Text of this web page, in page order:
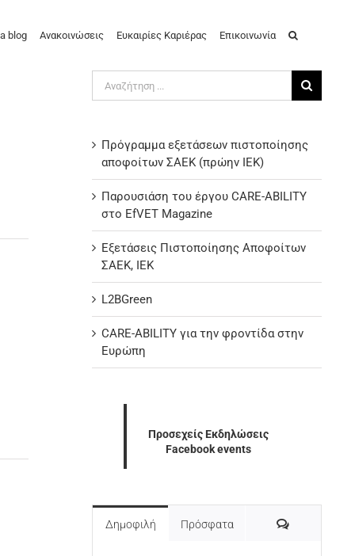
blog Ανακοινώσεις Ευκαιρίες Καριέρας Επικοινωνία
Αναζήτηση
Πρόγραμμα εξετάσεων πιστοποίησης
αποφοίτων ΣΑΕΚ (πρώην ΙΕΚ)
Παρουσιάση του έργου CARE-ABILITY
στο EfVET Magazine
Εξετάσεις Πιστοποίησης Αποφοίτων
ΣΑΕΚ, ΙΕΚ
L2BGreen
CARE-ABILITY για την φροντίδα στην
Ευρώπη
Προσεχείς Εκδηλώσεις
Facebook events
Δημοφιλή Πρόσφατα Σχόλια